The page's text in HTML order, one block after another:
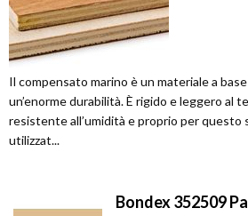
Il compensato marino è un materiale a
un’enorme durabilità. È rigido e leggero al
resistente all’umidità e proprio per questo
utilizzat...
Bondex 352509